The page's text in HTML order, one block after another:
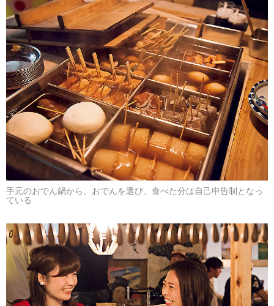
手元のおでん鍋から、おでんを選び、食べた分は自己申告制となっ
ている